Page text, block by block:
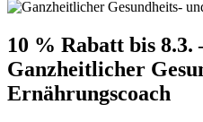
10 % Rabatt bis 8.3.
Ganzheitlicher
Ernährungscoach